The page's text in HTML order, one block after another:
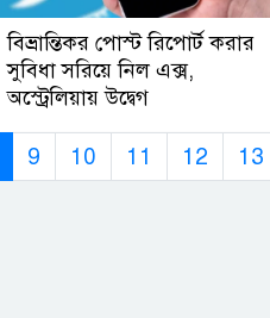
বিভ্রান্তিকর পোস্ট রিপোর্ট করার
সুবিধা সরিয়ে নিল এক্স,
অস্ট্রেলিয়ায় উদ্বেগ
9 10 11 12 13